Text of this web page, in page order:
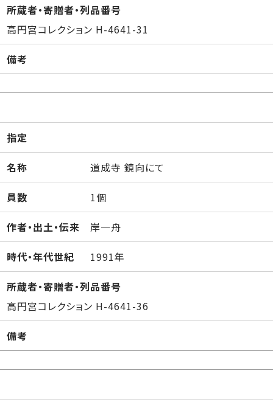
所蔵者・寄贈者・列品番号
高円宮コレクション H-4641-31
備考
指定
名称 道成寺 鏡向にて
員数 1個
作者・出土・伝来 岸一舟
時代・年代世紀 1991年
所蔵者・寄贈者・列品番号
高円宮コレクション H-4641-36
備考